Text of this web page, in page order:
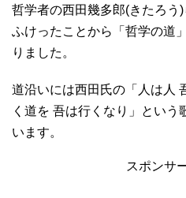
哲学者の西田幾多郎(きたろう
ふけったことから「哲学の道
りました。
道沿いには西田氏の「人は人
く道を 吾は行くなり」という
います。
スポンサ